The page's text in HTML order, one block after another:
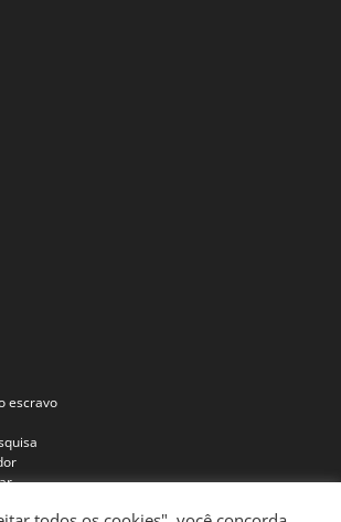
escravo